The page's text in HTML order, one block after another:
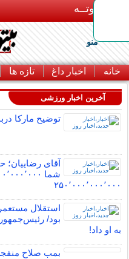
بـیتوتــه
منو
خانه اخبار داغ تازه ها
آخرین اخبار ورزشی
توضیح مارکا درباره 4 انتقال
آقای
۲۵۰٬۰۰۰٬۰۰۰٬۰۰۰
استقلال
بود/
به او داد!
بمب صلاح